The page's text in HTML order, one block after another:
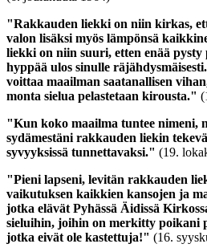
"Rakkauden liekki on niin kirkas,
valon lisäksi myös lämpönsä
liekki on niin suuri, etten enää pysty
hyppää ulos sinulle räjähdysmäisesti.
voittaa maailman saatanallisen
monta sielua pelastetaan kirousta."
"Kun koko maailma tuntee nimeni,
sydämestäni rakkauden liekin
syvyyksissä tunnettavaksi." (19.
"Pieni lapseni, levitän rakkauden
vaikutuksen kaikkien kansojen ja
jotka elävät Pyhässä Äidissä
sieluihin, joihin on merkitty poikani
jotka eivät ole kastettuja!" (16.